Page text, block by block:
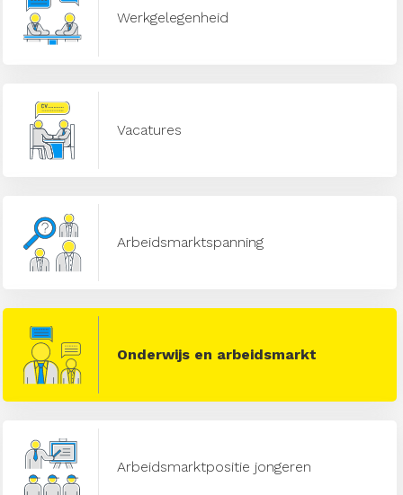
Werkgelegenheid
Vacatures
Arbeidsmarktspanning
Onderwijs en arbeidsmarkt
Arbeidsmarktpositie jongeren